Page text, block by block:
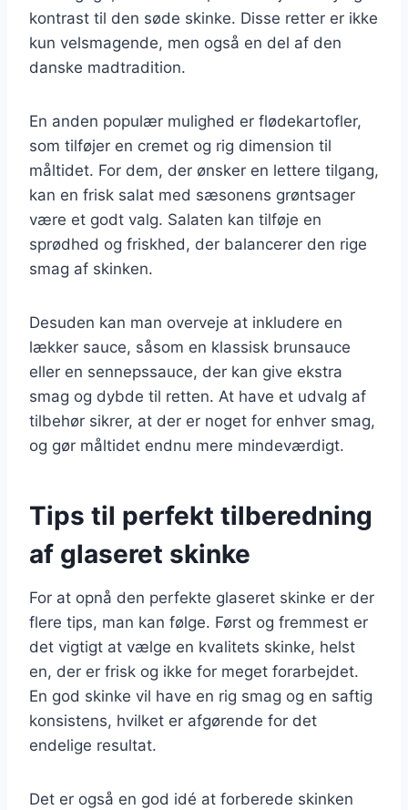
kontrast til den søde skinke. Disse retter er ikke
kun velsmagende, men også en del af den
danske madtradition.
En anden populær mulighed er flødekartofler,
som tilføjer en cremet og rig dimension til
måltidet. For dem, der ønsker en lettere tilgang,
kan en frisk salat med sæsonens grøntsager
være et godt valg. Salaten kan tilføje en
sprødhed og friskhed, der balancerer den rige
smag af skinken.
Desuden kan man overveje at inkludere en
lækker sauce, såsom en klassisk brunsauce
eller en sennepssauce, der kan give ekstra
smag og dybde til retten. At have et udvalg af
tilbehør sikrer, at der er noget for enhver smag,
og gør måltidet endnu mere mindeværdigt.
Tips til perfekt tilberedning
af glaseret skinke
For at opnå den perfekte glaseret skinke er der
flere tips, man kan følge. Først og fremmest er
det vigtigt at vælge en kvalitets skinke, helst
en, der er frisk og ikke for meget forarbejdet.
En god skinke vil have en rig smag og en saftig
konsistens, hvilket er afgørende for det
endelige resultat.
Det er også en god idé at forberede skinken